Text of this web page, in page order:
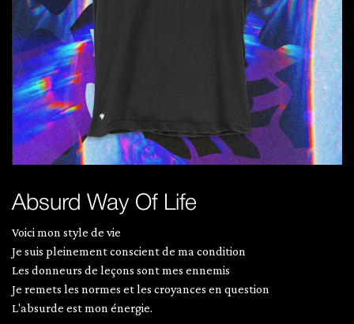
Absurd Way Of Life
Voici mon style de vie
Je suis pleinement conscient de ma condition
Les donneurs de leçons sont mes ennemis
Je remets les normes et les croyances en question
L'absurde est mon énergie.